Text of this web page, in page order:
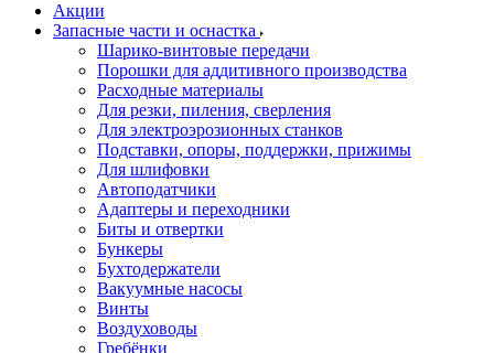
Акции
Запасные части и оснастка
Шарико-винтовые передачи
Порошки для аддитивного производства
Расходные материалы
Для резки, пиления, сверления
Для электроэрозионных станков
Подставки, опоры, поддержки, прижимы
Для шлифовки
Автоподатчики
Адаптеры и переходники
Биты и отвертки
Бункеры
Бухтодержатели
Вакуумные насосы
Винты
Воздуховоды
Гребёнки